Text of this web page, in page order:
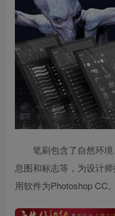
笔刷包含了自然环
息图和标志等，为设计
用软件为Photoshop CC。